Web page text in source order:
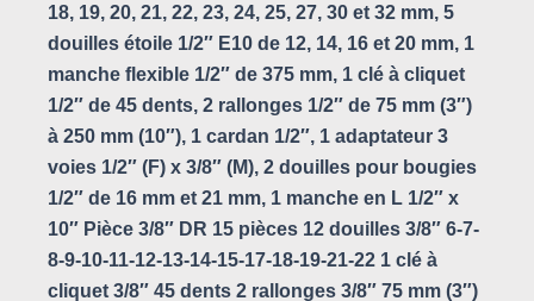
18, 19, 20, 21, 22, 23, 24, 25, 27, 30 et 32 ​​mm, 5
douilles étoile 1/2″ E10 de 12, 14, 16 et 20 mm, 1
manche flexible 1/2″ de 375 mm, 1 clé à cliquet
1/2″ de 45 dents, 2 rallonges 1/2″ de 75 mm (3″)
à 250 mm (10″), 1 cardan 1/2″, 1 adaptateur 3
voies 1/2″ (F) x 3/8″ (M), 2 douilles pour bougies
1/2″ de 16 mm et 21 mm, 1 manche en L 1/2″ x
10″ Pièce 3/8″ DR 15 pièces 12 douilles 3/8″ 6-7-
8-9-10-11-12-13-14-15-17-18-19-21-22 1 clé à
cliquet 3/8″ 45 dents 2 rallonges 3/8″ 75 mm (3″)